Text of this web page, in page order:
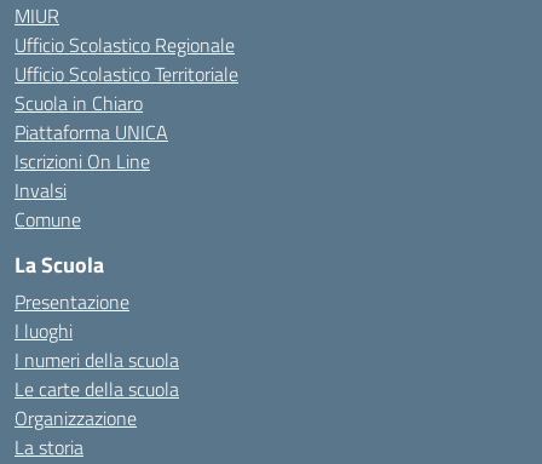
MIUR
Ufficio Scolastico Regionale
Ufficio Scolastico Territoriale
Scuola in Chiaro
Piattaforma UNICA
Iscrizioni On Line
Invalsi
Comune
La Scuola
Presentazione
I luoghi
I numeri della scuola
Le carte della scuola
Organizzazione
La storia